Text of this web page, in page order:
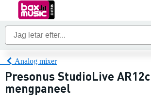
Analog mixer
Presonus StudioLive
mengpaneel